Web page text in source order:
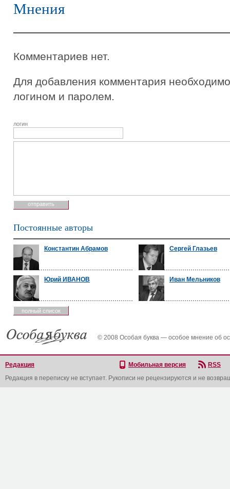
Мнения
Комментариев нет.
Для добавления комментария
логином и паролем.
логин
Постоянные авторы
Константин Абрамов Сергей Глазьев
Юрий ИВАНОВ Иван Мельников
полный список
© 2008 Особая буква — особое мнение об
Редакция Мобильная версия
RSS
Редакция в переписку не вступает. Рукописи не рецензируются и не